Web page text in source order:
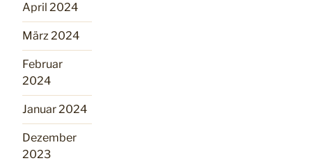
April 2024
März 2024
Februar
2024
Januar 2024
Dezember
2023